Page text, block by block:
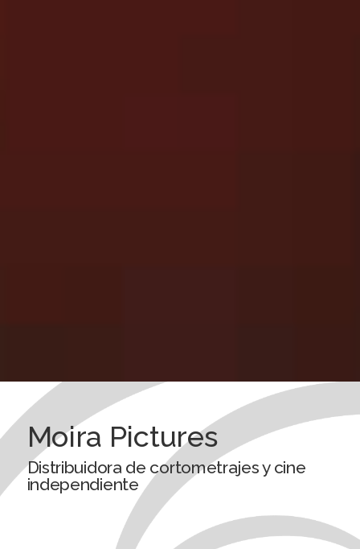
Moira Pictures
Distribuidora de cortometrajes y cine
independiente